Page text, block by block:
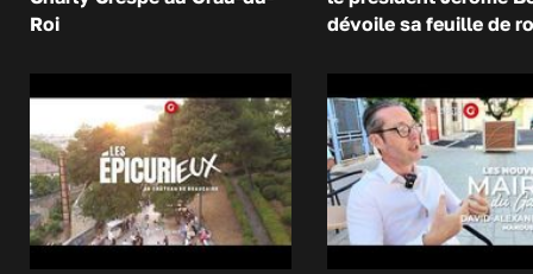
Roi
dévoile sa feuille de